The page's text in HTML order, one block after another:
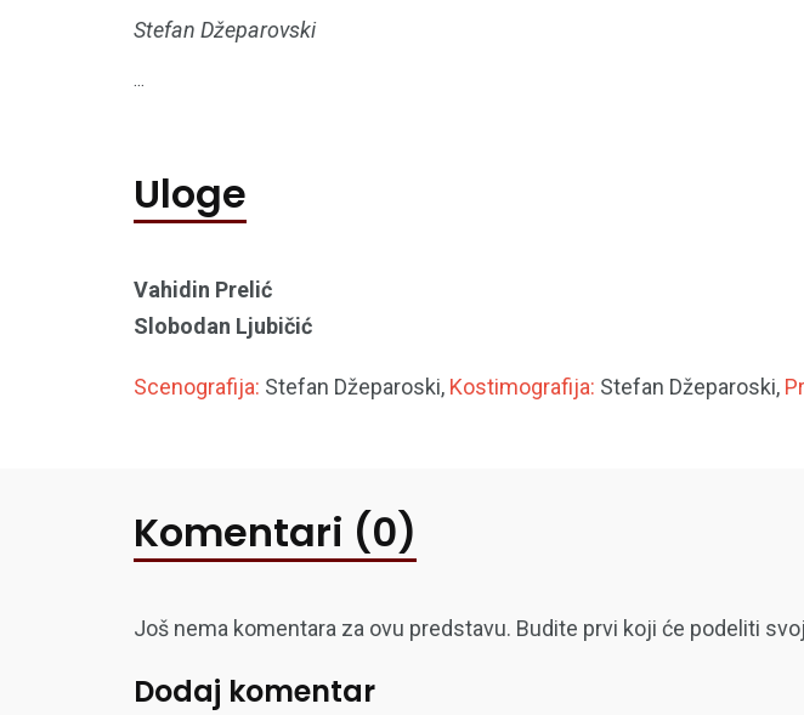
Stefan Džeparovski
...
Uloge
Vahidin Prelić
Slobodan Ljubičić
Scenografija: Stefan Džeparoski, Kostimografija: Stefan Džeparoski,
Komentari (0)
Još nema komentara za ovu predstavu. Budite prvi koji će podeliti
Dodaj komentar